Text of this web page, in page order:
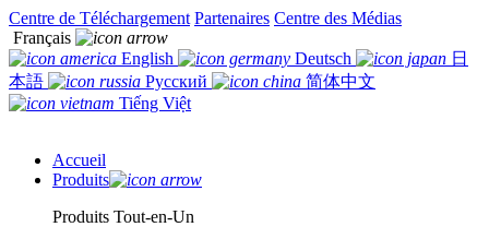
Centre de Téléchargement Partenaires Centre des Médias
Français
English
Deutsch
日
本語
Русский
简体中文
Tiếng Việt
Accueil
Produits
Produits Tout-en-Un